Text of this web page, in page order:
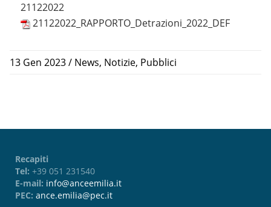
21122022
21122022_RAPPORTO_Detrazioni_2022_DEF
13 Gen 2023/ News, Notizie, Pubblici
Recapiti
Tel: +39 051 231540
E-mail: info@anceemilia.it
PEC: ance.emilia@pec.it